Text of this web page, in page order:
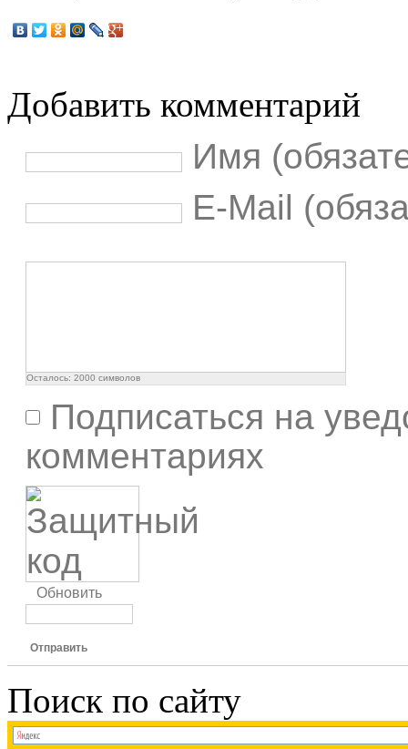
Добавить комментарий
Имя
E-Mail
Осталось: 2000 символов
Подписаться на
комментариях
Обновить
Отправить
Поиск по сайту